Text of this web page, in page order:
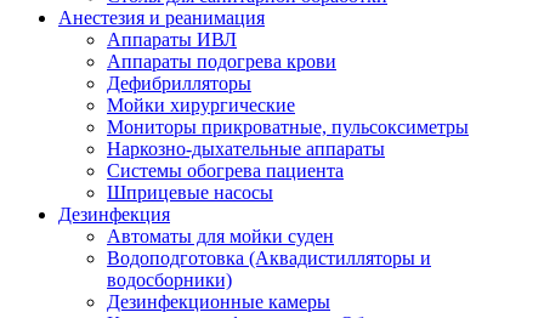
Анестезия и реанимация
Аппараты ИВЛ
Аппараты подогрева крови
Дефибрилляторы
Мойки хирургические
Мониторы прикроватные, пульсоксиметры
Наркозно-дыхательные аппараты
Системы обогрева пациента
Шприцевые насосы
Дезинфекция
Автоматы для мойки суден
Водоподготовка (Аквадистилляторы и
водосборники)
Дезинфекционные камеры